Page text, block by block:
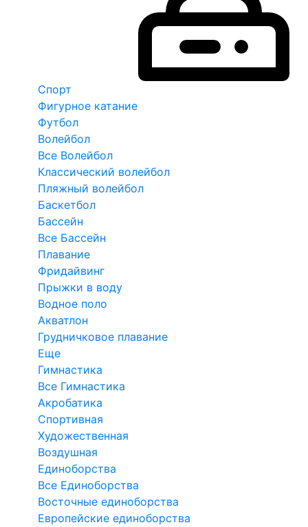
Спорт
Фигурное катание
Футбол
Волейбол
Все Волейбол
Классический волейбол
Пляжный волейбол
Баскетбол
Бассейн
Все Бассейн
Плавание
Фридайвинг
Прыжки в воду
Водное поло
Акватлон
Грудничковое плавание
Еще
Гимнастика
Все Гимнастика
Акробатика
Спортивная
Художественная
Воздушная
Единоборства
Все Единоборства
Восточные единоборства
Европейские единоборства